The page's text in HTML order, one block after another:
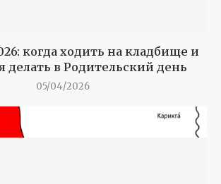
когда ходить на кладбище и
делать в Родительский день
05/04/2026